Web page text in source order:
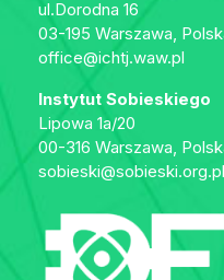
ul.Dorodna 16
03-195 Warszawa,
office@ichtj.waw.pl
Instytut Sobieskiego
Lipowa 1a/20
00-316 Warszawa,
sobieski@sobieski.org.pl